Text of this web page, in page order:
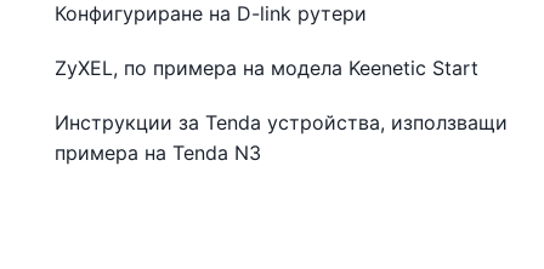
Конфигуриране на D-link рутери
ZyXEL, по примера на модела Keenetic Start
Инструкции за Tenda устройства, използващи
примера на Tenda N3